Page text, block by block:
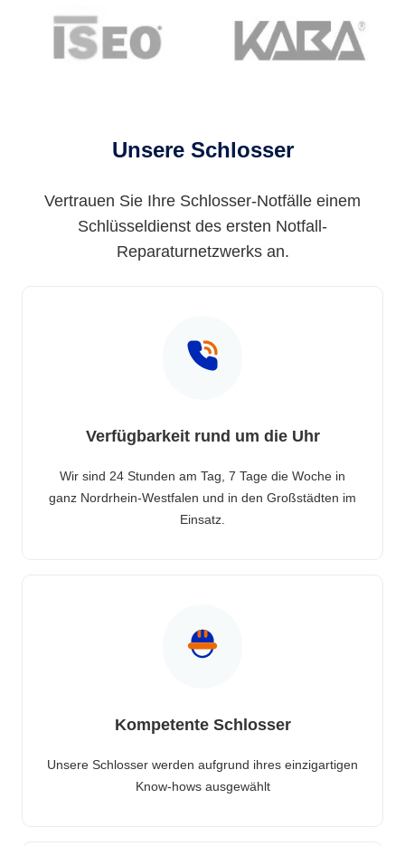
Unsere Schlosser
Vertrauen Sie Ihre Schlosser-Notfälle einem
Schlüsseldienst des ersten Notfall-
Reparaturnetzwerks an.
Verfügbarkeit rund um die Uhr
Wir sind 24 Stunden am Tag, 7 Tage die Woche in
ganz Nordrhein-Westfalen und in den Großstädten im
Einsatz.
Kompetente Schlosser
Unsere Schlosser werden aufgrund ihres einzigartigen
Know-hows ausgewählt